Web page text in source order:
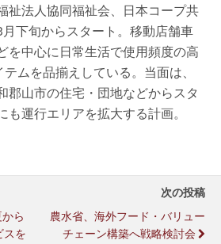
祉法人協同福祉会、日本コープ共
下旬からスタート。移動店舗車
を中心に日常生活で使用頻度の高
ムを品揃えしている。当面は、
郡山市の住宅・団地などからスタ
運行エリアを拡大する計画。
ら
スを
次の投稿
農水省、海外フード・バリュー
チェーン構築へ戦略検討会